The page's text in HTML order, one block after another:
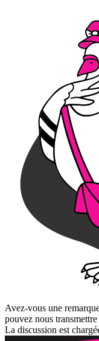
Avez-vous une
pouvez nous
La discussion est